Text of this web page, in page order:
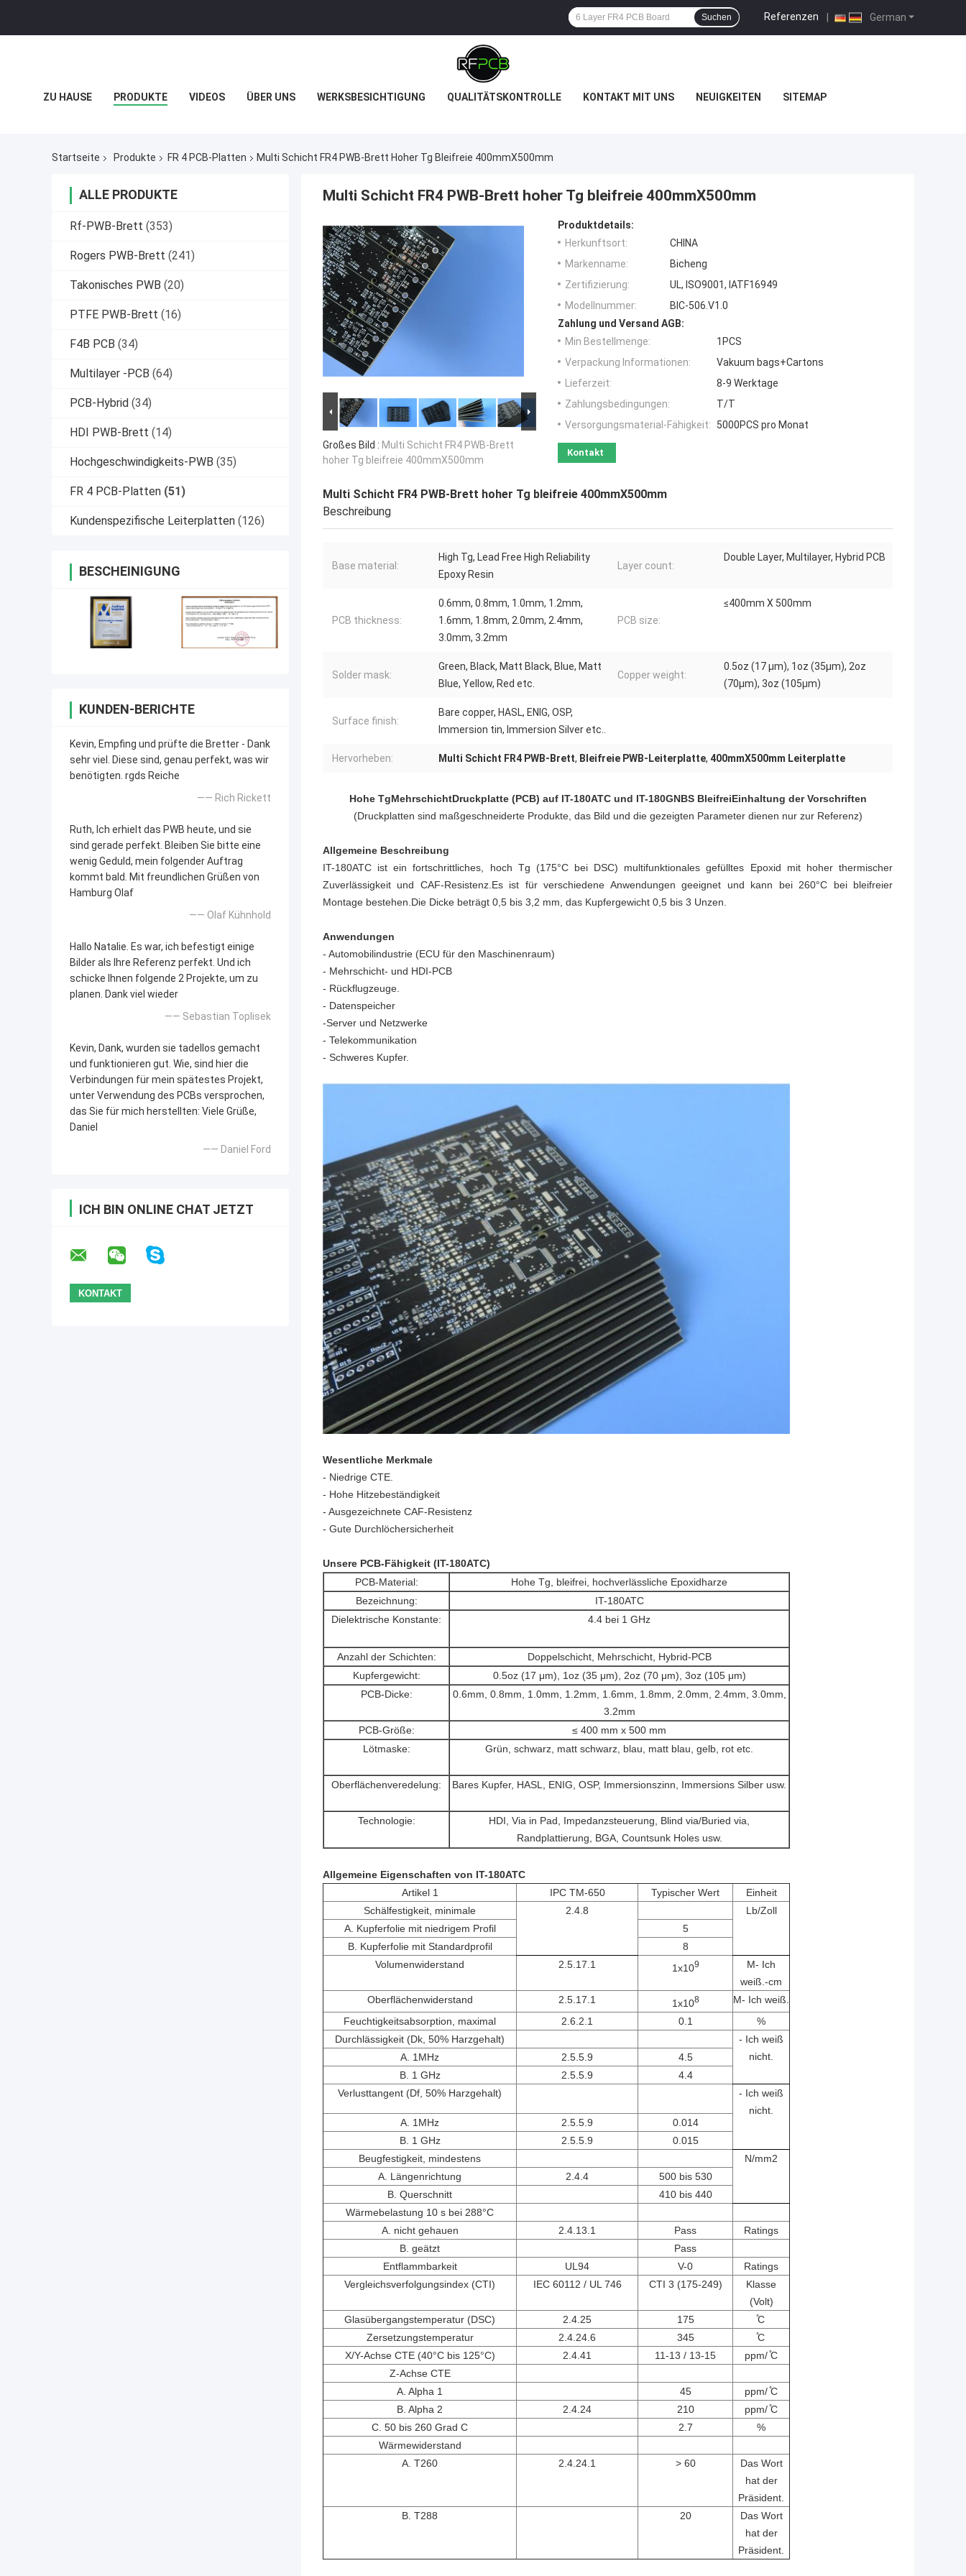
German
Referenzen |
Suchen
ZU HAUSE PRODUKTE VIDEOS ÜBER UNS WERKSBESICHTIGUNG QUALITÄTSKONTROLLE KONTAKT MIT UNS NEUIGKEITEN SITEMAP
Startseite Produkte FR 4 PCB-Platten Multi Schicht FR4 PWB-Brett Hoher Tg Bleifreie 400mmX500mm
ALLE PRODUKTE
Rf-PWB-Brett (353)
Rogers PWB-Brett (241)
Takonisches PWB (20)
PTFE PWB-Brett (16)
F4B PCB (34)
Multilayer -PCB (64)
PCB-Hybrid (34)
HDI PWB-Brett (14)
Hochgeschwindigkeits-PWB (35)
FR 4 PCB-Platten (51)
Kundenspezifische Leiterplatten (126)
BESCHEINIGUNG
KUNDEN-BERICHTE
Kevin, Empfing und prüfte die Bretter - Dank
sehr viel. Diese sind, genau perfekt, was wir
benötigten. rgds Reiche
—— Rich Rickett
Ruth, Ich erhielt das PWB heute, und sie
sind gerade perfekt. Bleiben Sie bitte eine
wenig Geduld, mein folgender Auftrag
kommt bald. Mit freundlichen Grüßen von
Hamburg Olaf
—— Olaf Kühnhold
Hallo Natalie. Es war, ich befestigt einige
Bilder als Ihre Referenz perfekt. Und ich
schicke Ihnen folgende 2 Projekte, um zu
planen. Dank viel wieder
—— Sebastian Toplisek
Kevin, Dank, wurden sie tadellos gemacht
und funktionieren gut. Wie, sind hier die
Verbindungen für mein spätestes Projekt,
unter Verwendung des PCBs versprochen,
das Sie für mich herstellten: Viele Grüße,
Daniel
—— Daniel Ford
ICH BIN ONLINE CHAT JETZT
Multi Schicht FR4 PWB-Brett hoher Tg bleifreie 400mmX500mm
Großes Bild : Multi Schicht FR4 PWB-Brett
hoher Tg bleifreie 400mmX500mm
Produktdetails:
Herkunftsort:
CHINA
Markenname:
Bicheng
Zertifizierung:
UL, ISO9001, IATF16949
Modellnummer:
BIC-506.V1.0
Zahlung und Versand AGB:
Min Bestellmenge:
1PCS
Verpackung Informationen:
Vakuum bags+Cartons
Lieferzeit:
8-9 Werktage
Zahlungsbedingungen:
T/T
Versorgungsmaterial-Fähigkeit:
5000PCS pro Monat
Kontakt
Multi Schicht FR4 PWB-Brett hoher Tg bleifreie 400mmX500mm
Beschreibung
Base material:
High Tg, Lead Free High Reliability
Epoxy Resin
Layer count:
Double Layer, Multilayer, Hybrid PCB
PCB thickness:
0.6mm, 0.8mm, 1.0mm, 1.2mm,
1.6mm, 1.8mm, 2.0mm, 2.4mm,
3.0mm, 3.2mm
PCB size:
≤400mm X 500mm
Solder mask:
Green, Black, Matt Black, Blue, Matt
Blue, Yellow, Red etc.
Copper weight:
0.5oz (17 µm), 1oz (35µm), 2oz
(70µm), 3oz (105µm)
Surface finish:
Bare copper, HASL, ENIG, OSP,
Immersion tin, Immersion Silver etc..
Hervorheben: Multi Schicht FR4 PWB-Brett, Bleifreie PWB-Leiterplatte, 400mmX500mm Leiterplatte
Hohe TgMehrschichtDruckplatte (PCB) auf IT-180ATC und IT-180GNBS BleifreiEinhaltung der Vorschriften
(Druckplatten sind maßgeschneiderte Produkte, das Bild und die gezeigten Parameter dienen nur zur Referenz)
Allgemeine Beschreibung
IT-180ATC ist ein fortschrittliches, hoch Tg (175°C bei DSC) multifunktionales gefülltes Epoxid mit hoher thermischer
Zuverlässigkeit und CAF-Resistenz.Es ist für verschiedene Anwendungen geeignet und kann bei 260°C bei bleifreier
Montage bestehen.Die Dicke beträgt 0,5 bis 3,2 mm, das Kupfergewicht 0,5 bis 3 Unzen.
Anwendungen
- Automobilindustrie (ECU für den Maschinenraum)
- Mehrschicht- und HDI-PCB
- Rückflugzeuge.
- Datenspeicher
-Server und Netzwerke
- Telekommunikation
- Schweres Kupfer.
Wesentliche Merkmale
- Niedrige CTE.
- Hohe Hitzebeständigkeit
- Ausgezeichnete CAF-Resistenz
- Gute Durchlöchersicherheit
Unsere PCB-Fähigkeit (IT-180ATC)
PCB-Material:
Hohe Tg, bleifrei, hochverlässliche Epoxidharze
Bezeichnung:
IT-180ATC
Dielektrische Konstante:
4.4 bei 1 GHz
Anzahl der Schichten:
Doppelschicht, Mehrschicht, Hybrid-PCB
Kupfergewicht:
0.5oz (17 μm), 1oz (35 μm), 2oz (70 μm), 3oz (105 μm)
PCB-Dicke:
0.6mm, 0.8mm, 1.0mm, 1.2mm, 1.6mm, 1.8mm, 2.0mm, 2.4mm, 3.0mm,
3.2mm
PCB-Größe:
≤ 400 mm x 500 mm
Lötmaske:
Grün, schwarz, matt schwarz, blau, matt blau, gelb, rot etc.
Oberflächenveredelung: Bares Kupfer, HASL, ENIG, OSP, Immersionszinn, Immersions Silber usw.
Technologie:
HDI, Via in Pad, Impedanzsteuerung, Blind via/Buried via,
Randplattierung, BGA, Countsunk Holes usw.
Allgemeine Eigenschaften von IT-180ATC
Artikel 1
IPC TM-650 Typischer Wert
Einheit
Schälfestigkeit, minimale
2.4.8
Lb/Zoll
A. Kupferfolie mit niedrigem Profil
5
B. Kupferfolie mit Standardprofil
8
Volumenwiderstand
2.5.17.1 1x109 M- Ich
weiß.-cm
Oberflächenwiderstand
2.5.17.1 1x108 M- Ich weiß.
Feuchtigkeitsabsorption, maximal
2.6.2.1 0.1
%
Durchlässigkeit (Dk, 50% Harzgehalt)
- Ich weiß
nicht.
A. 1MHz 2.5.5.9
4.5
B. 1 GHz
2.5.5.9
4.4
Verlusttangent (Df, 50% Harzgehalt)
- Ich weiß
nicht.
A. 1MHz
2.5.5.9
0.014
B. 1 GHz
2.5.5.9
0.015
Beugfestigkeit, mindestens
N/mm2
A. Längenrichtung
2.4.4
500 bis 530
B. Querschnitt
410 bis 440
Wärmebelastung 10 s bei 288°C
A. nicht gehauen
2.4.13.1 Pass
Ratings
B. geätzt
Pass
Entflammbarkeit
UL94 V-0
Ratings
Vergleichsverfolgungsindex (CTI)
IEC 60112 / UL 746 CTI 3 (175-249)
Klasse
(Volt)
Glasübergangstemperatur (DSC)
2.4.25 175
̊C
Zersetzungstemperatur
2.4.24.6 345
̊C
X/Y-Achse CTE (40°C bis 125°C)
2.4.41 11-13 / 13-15
ppm/ ̊C
Z-Achse CTE
A. Alpha 1
45
ppm/ ̊C
B. Alpha 2
2.4.24 210
ppm/ ̊C
C. 50 bis 260 Grad C
2.7
%
Wärmewiderstand
A. T260
2.4.24.1 > 60
Das Wort
hat der
Präsident.
B. T288
20
Das Wort
hat der
Präsident.